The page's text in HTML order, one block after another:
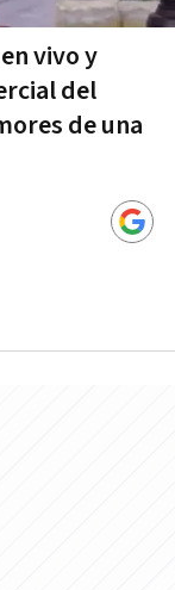
vivo y
del
de una